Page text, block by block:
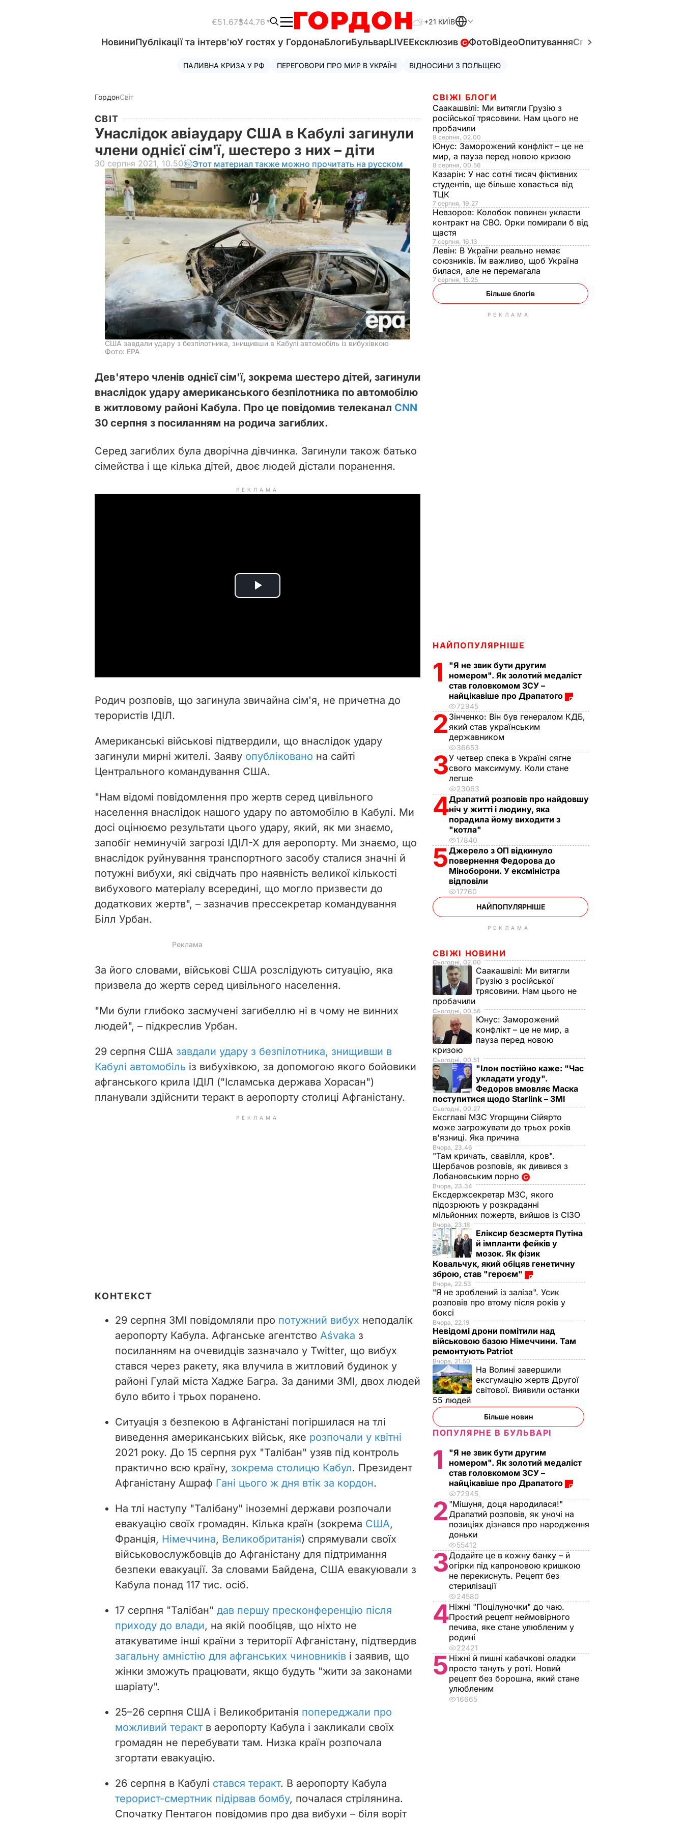
€51.67$44.76 +21 КИЇВ
НовиниПублікації та інтерв'юУ гостях у ГордонаБлогиБульварLIVEЕксклюзив ФотоВідеоОпитуванняСпецпроєкти
ПАЛИВНА КРИЗА У РФ ПЕРЕГОВОРИ ПРО МИР В УКРАЇНІ ВІДНОСИНИ З ПОЛЬЩЕЮ
ГордонСвіт
СВІТ
Унаслідок авіаудару США в Кабулі загинули
члени однієї сім'ї, шестеро з них – діти
30 серпня 2021, 10.50 Этот материал также можно прочитать на русском
США завдали удару з безпілотника, знищивши в Кабулі автомобіль із вибухівкою
Фото: EPA
Дев'ятеро членів однієї сім'ї, зокрема шестеро дітей, загинули
внаслідок удару американського безпілотника по автомобілю
в житловому районі Кабула. Про це повідомив телеканал CNN
30 серпня з посиланням на родича загиблих.
Серед загиблих була дворічна дівчинка. Загинули також батько
сімейства і ще кілька дітей, двоє людей дістали поранення.
РЕКЛАМА
P
d
e
o
Родич розповів, що загинула звичайна сім'я, не причетна до
терористів ІДІЛ.
Американські військові підтвердили, що внаслідок удару
загинули мирні жителі. Заяву опубліковано на сайті
Центрального командування США.
"Нам відомі повідомлення про жертв серед цивільного
населення внаслідок нашого удару по автомобілю в Кабулі. Ми
досі оцінюємо результати цього удару, який, як ми знаємо,
запобіг неминучій загрозі ІДІЛ-Х для аеропорту. Ми знаємо, що
внаслідок руйнування транспортного засобу сталися значні й
потужні вибухи, які свідчать про наявність великої кількості
вибухового матеріалу всередині, що могло призвести до
додаткових жертв", – зазначив прессекретар командування
Білл Урбан.
За його словами, військові США розслідують ситуацію, яка
призвела до жертв серед цивільного населення.
"Ми були глибоко засмучені загибеллю ні в чому не винних
людей", – підкреслив Урбан.
29 серпня США завдали удару з безпілотника, знищивши в
Кабулі автомобіль із вибухівкою, за допомогою якого бойовики
афганського крила ІДІЛ ("Ісламська держава Хорасан")
планували здійснити теракт в аеропорту столиці Афганістану.
РЕКЛАМА
КОНТЕКСТ
29 серпня ЗМІ повідомляли про потужний вибух неподалік
аеропорту Кабула. Афганське агентство Aśvaka з
посиланням на очевидців зазначало у Twitter, що вибух
стався через ракету, яка влучила в житловий будинок у
районі Гулай міста Хадже Багра. За даними ЗМІ, двох людей
було вбито і трьох поранено.
Ситуація з безпекою в Афганістані погіршилася на тлі
виведення американських військ, яке розпочали у квітні
2021 року. До 15 серпня рух "Талібан" узяв під контроль
практично всю країну, зокрема столицю Кабул. Президент
Афганістану Ашраф Гані цього ж дня втік за кордон.
На тлі наступу "Талібану" іноземні держави розпочали
евакуацію своїх громадян. Кілька країн (зокрема США,
Франція, Німеччина, Великобританія) спрямували своїх
військовослужбовців до Афганістану для підтримання
безпеки евакуації. За словами Байдена, США евакуювали з
Кабула понад 117 тис. осіб.
17 серпня "Талібан" дав першу пресконференцію після
приходу до влади, на якій пообіцяв, що ніхто не
атакуватиме інші країни з території Афганістану, підтвердив
загальну амністію для афганських чиновників і заявив, що
жінки зможуть працювати, якщо будуть "жити за законами
шаріату".
25–26 серпня США і Великобританія попереджали про
можливий терактв аеропорту Кабула і закликали своїх
громадян не перебувати там. Низка країн розпочала
згортати евакуацію.
26 серпня в Кабулі стався теракт. В аеропорту Кабула
терорист-смертник підірвав бомбу, почалася стрілянина.
Спочатку Пентагон повідомив про два вибухи – біля воріт
СВІЖІ БЛОГИ
Саакашвілі: Ми витягли Грузію з
російської трясовини. Нам цього не
пробачили
8 серпня, 02.00
Юнус: Заморожений конфлікт – це не
мир, а пауза перед новою кризою
8 серпня, 00.56
Казарін: У нас сотні тисяч фіктивних
студентів, ще більше ховається від
ТЦК
7 серпня, 19.27
Невзоров: Колобок повинен укласти
контракт на СВО. Орки помирали б від
щастя
7 серпня, 16.13
Левін: В України реально немає
союзників. Їм важливо, щоб Україна
билася, але не перемагала
7 серпня, 15.25
Більше блогів
РЕКЛАМА
НАЙПОПУЛЯРНІШЕ
1
"Я не звик бути другим
номером". Як золотий медаліст
став головкомом ЗСУ –
найцікавіше про Драпатого
72945
2 Зінченко: Він був генералом КДБ,
який став українським
державником
36653
3У четвер спека в Україні сягне
свого максимуму. Коли стане
легше
23063
4Драпатий розповів про найдовшу
ніч у житті і людину, яка
порадила йому виходити з
"котла"
17840
5Джерело з ОП відкинуло
повернення Федорова до
Міноборони. У ексміністра
відповіли
17760
НАЙПОПУЛЯРНІШЕ
РЕКЛАМА
СВІЖІ НОВИНИ
Сьогодні, 02.00
Саакашвілі: Ми витягли
Грузію з російської
трясовини. Нам цього не
пробачили
Сьогодні, 00.56
Юнус: Заморожений
конфлікт – це не мир, а
пауза перед новою
кризою
Сьогодні, 00.51
"Ілон постійно каже: "Час
укладати угоду".
Федоров вмовляє Маска
поступитися щодо Starlink – ЗМІ
Сьогодні, 00.27
Ексглаві МЗС Угорщини Сійярто
може загрожувати до трьох років
в'язниці. Яка причина
Вчора, 23.46
"Там кричать, свавілля, кров".
Щербачов розповів, як дивився з
Лобановським порно
Вчора, 23.34
Ексдержсекретар МЗС, якого
підозрюють у розкраданні
мільйонних пожертв, вийшов із СІЗО
Вчора, 23.18
Еліксир безсмертя Путіна
й імпланти фейків у
мозок. Як фізик
Ковальчук, який обіцяв генетичну
зброю, став "героєм"
Вчора, 22.53
"Я не зроблений із заліза". Усик
розповів про втому після років у
боксі
Вчора, 22.19
Невідомі дрони помітили над
військовою базою Німеччини. Там
ремонтують Patriot
Вчора, 21.50
На Волині завершили
ексгумацію жертв Другої
світової. Виявили останки
55 людей
Більше новин
ПОПУЛЯРНЕ В БУЛЬВАРІ
1
"Я не звик бути другим
номером". Як золотий медаліст
став головкомом ЗСУ –
найцікавіше про Драпатого
72945
2 "Мішуня, доця народилася!"
Драпатий розповів, як уночі на
позиціях дізнався про народження
доньки
55412
3Додайте це в кожну банку – й
огірки під капроновою кришкою
не перекиснуть. Рецепт без
стерилізації
24580
4Ніжні "Поцілуночки" до чаю.
Простий рецепт неймовірного
печива, яке стане улюбленим у
родині
22421
5 Ніжні й пишні кабачкові оладки
просто тануть у роті. Новий
рецепт без борошна, який стане
улюбленим
16665